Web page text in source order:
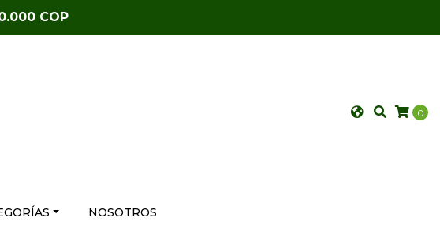
COP
0
NOSOTROS